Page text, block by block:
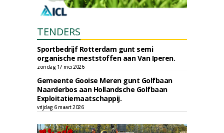
TENDERS
Sportbedrijf Rotterdam gunt semi
organische meststoffen aan Van Iperen.
zondag 17 mei 2026
Gemeente Gooise Meren gunt Golfbaan
Naarderbos aan Hollandsche Golfbaan
Exploitatiemaatschappij.
vrijdag 6 maart 2026